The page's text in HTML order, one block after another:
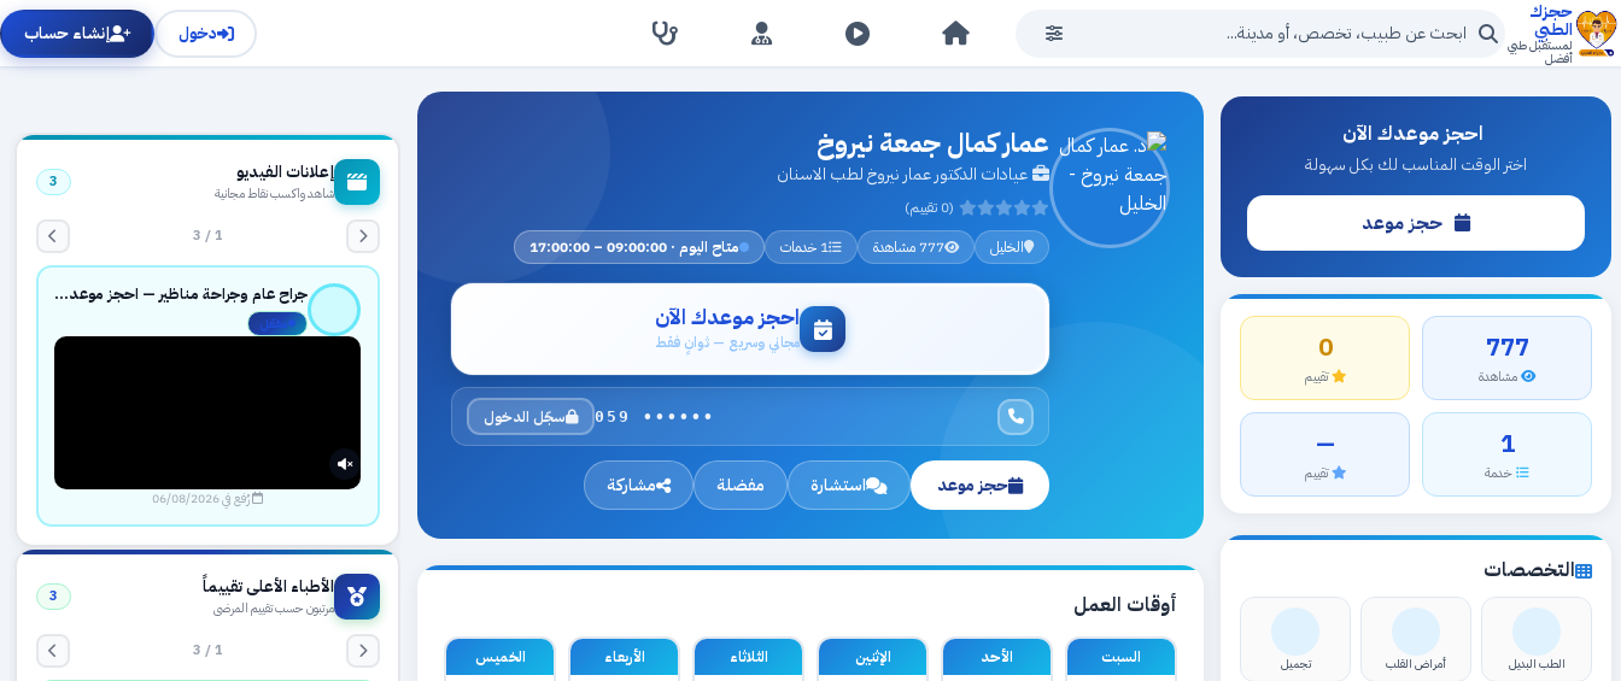
حجزك
الطبي
لمستقبل طبي
أفضل
دخول إنشاء حساب
احجز موعدك الآن
اختر الوقت المناسب لك بكل سهولة
حجز موعد
777
مشاهدة
0
تقييم
1
خدمة
—
تقييم
التخصصات
الطب البديل أمراض القلب تجميل
عمار كمال جمعة نيروخ
عيادات الدكتور عمار نيروخ لطب الاسنان
(0 تقييم)
الخليل
777 مشاهدة 1 خدمات متاح اليوم · 09:00:00 – 17:00:00
احجز موعدك الآن
مجاني وسريع — ثوانٍ فقط
059 •••••• سجّل الدخول
حجز موعد استشارة مفضلة مشاركة
أوقات العمل
السبت الأحد الإثنين الثلاثاء الأربعاء الخميس
إعلانات الفيديو
شاهد واكسب نقاط مجانية
3
1 / 3
جراح عام وجراحة مناظير — احجز موعدك بثقة عبر حجزك الطبي
مفعّل
رُفع في 06/08/2026
الأطباء الأعلى تقييماً
مرتبون حسب تقييم المرضى
3
1 / 3